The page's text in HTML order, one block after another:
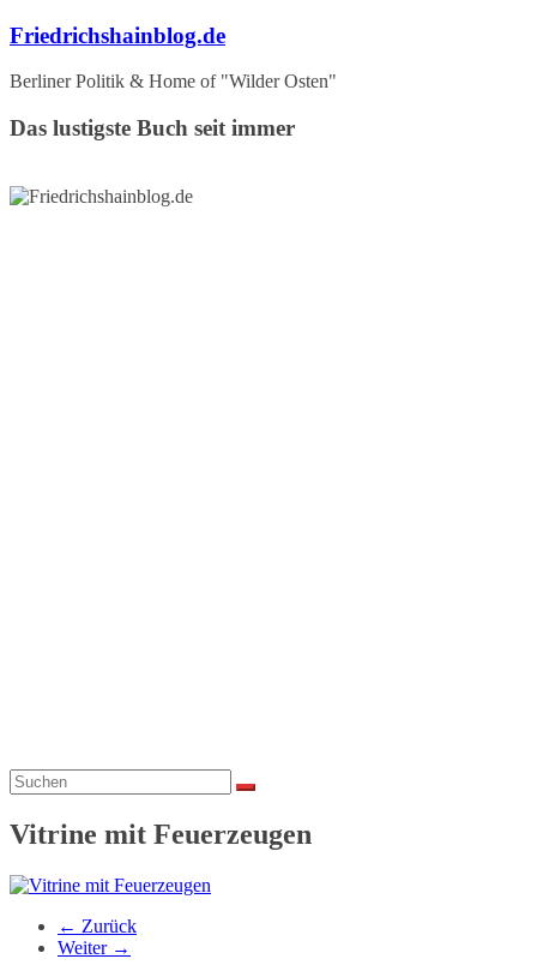
Zum
springen
Friedrichshainblog.de
Berliner Politik & Home of "Wilder Osten"
Das lustigste Buch seit immer
Vitrine mit Feuerzeugen
← Zurück
Weiter →